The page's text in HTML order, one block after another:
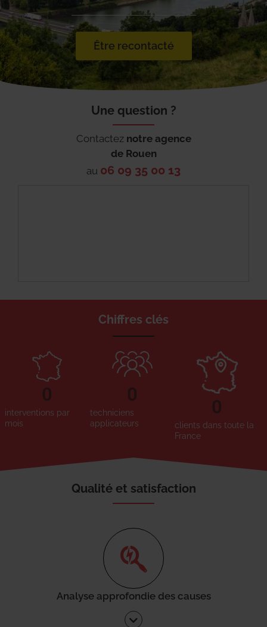
Être recontacté
Une question ?
Contactez notre agence
de Rouen
au 06 09 35 00 13
Chiffres clés
interventions par
mois
0
techniciens
applicateurs
0
clients dans toute la
France
0
Qualité et satisfaction
Analyse approfondie des causes